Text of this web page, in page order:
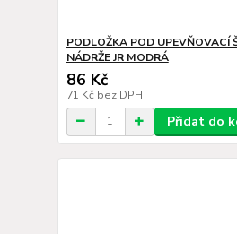
PODLOŽKA POD UPEVŇOVACÍ
NÁDRŽE JR MODRÁ
86 Kč
71 Kč bez DPH
Přidat do